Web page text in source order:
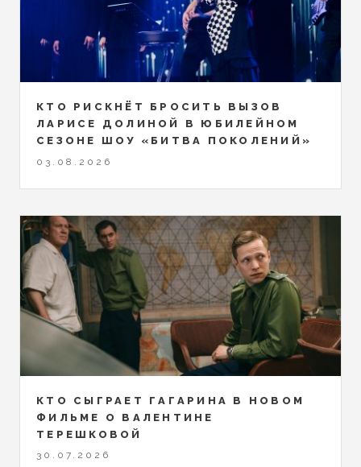
КТО РИСКНЁТ БРОСИТЬ ВЫЗОВ
ЛАРИСЕ ДОЛИНОЙ В ЮБИЛЕЙНОМ
СЕЗОНЕ ШОУ «БИТВА ПОКОЛЕНИЙ»
03.08.2026
КТО СЫГРАЕТ ГАГАРИНА В НОВОМ
ФИЛЬМЕ О ВАЛЕНТИНЕ
ТЕРЕШКОВОЙ
30.07.2026